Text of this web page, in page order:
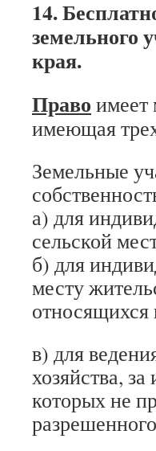
14.
земельного
края.
Право имеет
имеющая
Земельные
а) для
сельской
б) для
месту
относящихся
в) для
хозяйства,
которых не